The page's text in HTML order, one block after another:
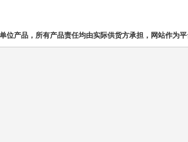
位产品，所有产品责任均由实际供货方承担，网站作为